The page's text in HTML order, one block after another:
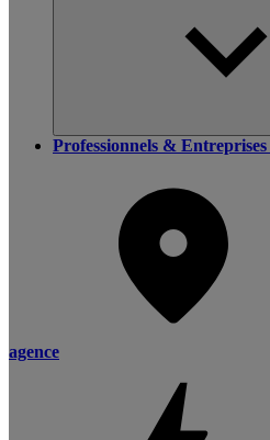
Professionnels & Entreprises
agence